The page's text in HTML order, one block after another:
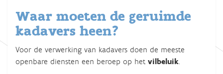
Waar moeten de geruimde
kadavers heen?
Voor de verwerking van kadavers doen de meeste
openbare diensten een beroep op het vilbeluik